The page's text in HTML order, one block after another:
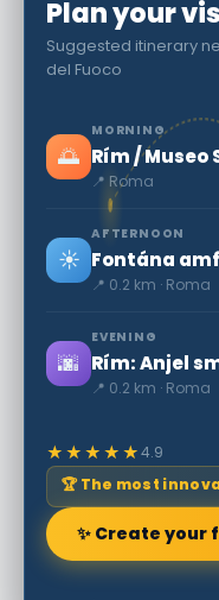
Plan your
Suggested itinerary
del Fuoco
🌅
MORNING
Rím / Museo
📍 Roma
☀️
AFTERNOON
Fontána
📍 0.2 km · Roma
🌆
EVENING
Rím: Anjel
📍 0.2 km · Roma
★★★★★4.9
🏆 The most
✨ Create